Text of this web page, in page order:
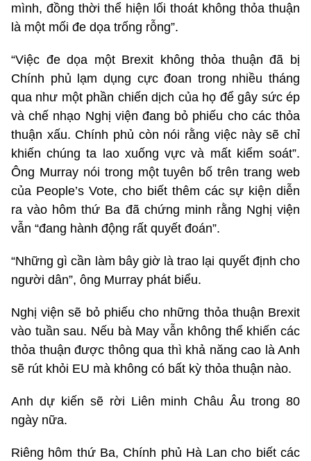
mình, đồng thời thể hiện lối thoát không thỏa thuận
là một mối đe dọa trống rỗng”.
“Việc đe dọa một Brexit không thỏa thuận đã bị
Chính phủ lạm dụng cực đoan trong nhiều tháng
qua như một phần chiến dịch của họ để gây sức ép
và chế nhạo Nghị viện đang bỏ phiếu cho các thỏa
thuận xấu. Chính phủ còn nói rằng việc này sẽ chỉ
khiến chúng ta lao xuống vực và mất kiểm soát”.
Ông Murray nói trong một tuyên bố trên trang web
của People’s Vote, cho biết thêm các sự kiện diễn
ra vào hôm thứ Ba đã chứng minh rằng Nghị viện
vẫn “đang hành động rất quyết đoán”.
“Những gì cần làm bây giờ là trao lại quyết định cho
người dân”, ông Murray phát biểu.
Nghị viện sẽ bỏ phiếu cho những thỏa thuận Brexit
vào tuần sau. Nếu bà May vẫn không thể khiến các
thỏa thuận được thông qua thì khả năng cao là Anh
sẽ rút khỏi EU mà không có bất kỳ thỏa thuận nào.
Anh dự kiến sẽ rời Liên minh Châu Âu trong 80
ngày nữa.
Riêng hôm thứ Ba, Chính phủ Hà Lan cho biết các